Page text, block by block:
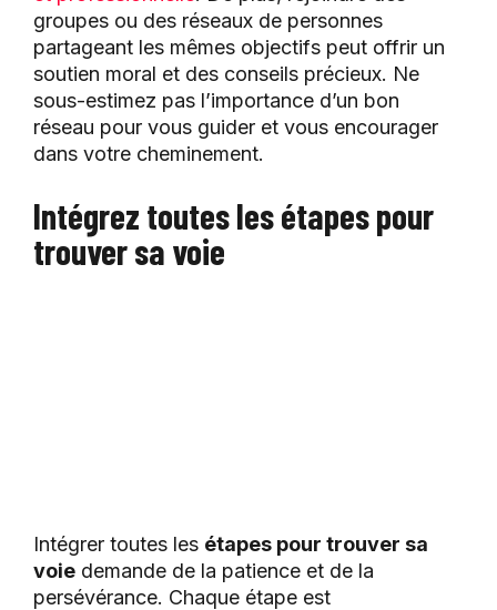
groupes ou des réseaux de personnes
partageant les mêmes objectifs peut offrir un
soutien moral et des conseils précieux. Ne
sous-estimez pas l’importance d’un bon
réseau pour vous guider et vous encourager
dans votre cheminement.
Intégrez toutes les étapes pour
trouver sa voie
Intégrer toutes les étapes pour trouver sa
voie demande de la patience et de la
persévérance. Chaque étape est